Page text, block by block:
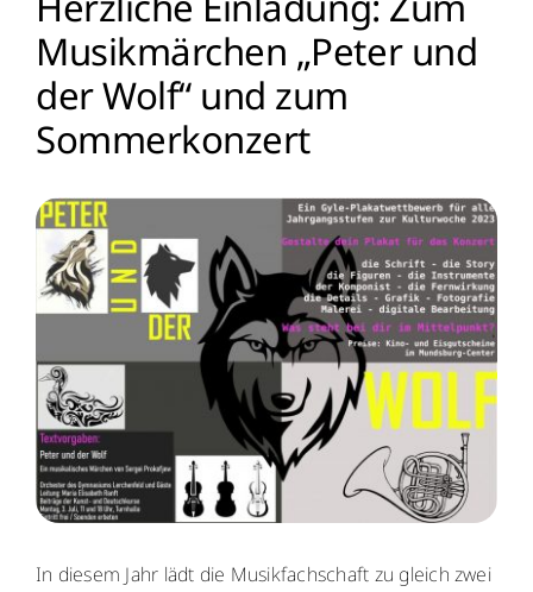
Menschen
Lernen
Besonderheiten
Schulleben
Krankmeldung
Kalender
Musikmärchen „Peter und
der Wolf“ und zum
Sommerkonzert
In diesem Jahr lädt die Musikfachschaft zu gleich zwei